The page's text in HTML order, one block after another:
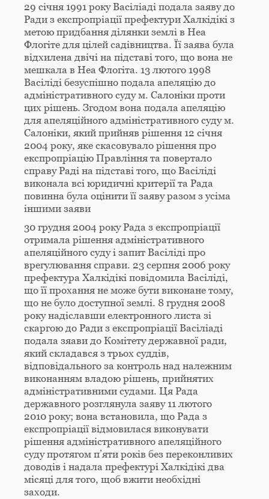
29 січня 1991 року Васіліаді подала заяву до
Ради з експропріації префектури Халкідікі з
метою придбання ділянки землі в Неа
Флогіте для цілей садівництва. Її заява була
відхилена двічі на підставі того, що вона не
мешкала в Неа Флогіта. 13 лютого 1998
Васіліді безуспішно подала апеляцію до
адміністративного суду м. Салоніки проти
цих рішень. Згодом вона подала апеляцію
для апеляційного адміністративного суду м.
Салоніки, який прийняв рішення 12 січня
2004 року, яке скасовувало рішення про
експропріацію Правління та повертало
справу Раді на підставі того, що Васіліді
виконала всі юридичні критерії та Рада
повинна була оцінити її заяву разом з усіма
іншими заяви
30 грудня 2004 року Рада з експропріації
отримала рішення адміністративного
апеляційного суду і запит Васіліді про
врегулювання справи. 23 серпня 2006 року
префектура Халкідікі повідомила Васіліді,
що її прохання не може бути виконане тому,
що не було доступної землі. 8 грудня 2008
року надіславши електронного листа зі
скаргою до Ради з експропріації Васіліаді
подала зяави до Комітету державної ради,
який складався з трьох суддів,
відповідального за контроль над належним
виконанням владою рішень, прийнятих
адміністративними судами. Ця Рада
державного розглянула заяву 11 лютого
2010 року; вона встановила, що Рада з
експропріації відмовилася виконувати
рішення адміністративного апеляційного
суду протягом п’яти років без переконливих
доводів і надала префектурі Халкідікі два
місяці для того, щоб вжити необхідні
заходи.